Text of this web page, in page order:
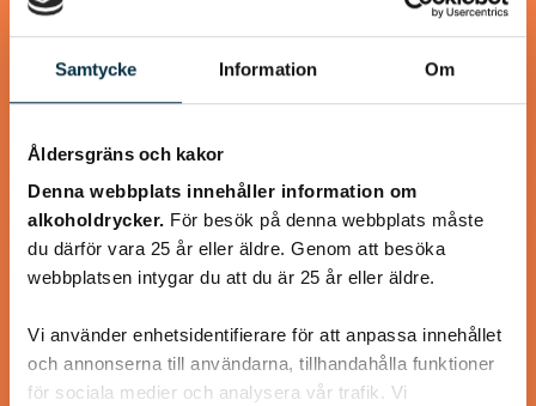
Samtycke Information Om
Åldersgräns och kakor
Denna webbplats innehåller information om
alkoholdrycker. För besök på denna webbplats måste
du därför vara 25 år eller äldre. Genom att besöka
webbplatsen intygar du att du är 25 år eller äldre.
Vi använder enhetsidentifierare för att anpassa innehållet
och annonserna till användarna, tillhandahålla funktioner
för sociala medier och analysera vår trafik. Vi
Smarrigt! Jag bytte ut persiljan mot koriander och
@puntella